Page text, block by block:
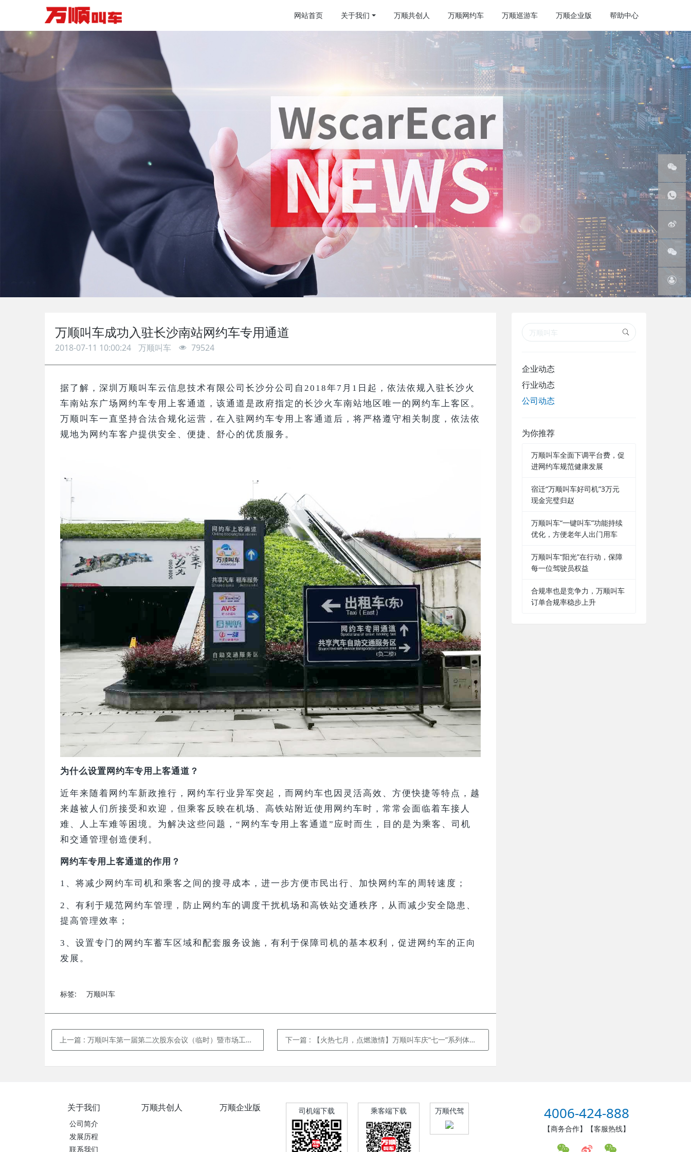
网站首页 关于我们 万顺共创人 万顺网约车 万顺巡游车 万顺企业版 帮助中心
万顺叫车成功入驻长沙南站网约车专用通道
2018-07-11 10:00:24 万顺叫车 79524
据了解，深圳万顺叫车云信息技术有限公司长沙分公司自 2018年7月1日起，依法依规入驻长沙火
车南站东广场网约车专用上客通道，该通道是政府指定的长沙火车南站地区唯一的网约车上客区。
万顺叫车一直坚持合法合规化运营，在入驻网约车专用上客通道后，将严格遵守相关制度，依法依
规地为网约车客户提供安全、便捷、舒心的优质服务。
为什么设置网约车专用上客通道？
近年来随着网约车新政推行，网约车行业异军突起，而网约车也因灵活高效、方便快捷等特点，越
来越被人们所接受和欢迎，但乘客反映在机场、高铁站附近使用网约车时，常常会面临着车接人
难、人上车难等困境。为解决这些问题， “网约车专用上客通道”应时而生，目的是为乘客、司机
和交通管理创造便利。
网约车专用上客通道的作用？
1、 将减少网约车司机和乘客之间的搜寻成本，进一步方便市民出行、加快网约车的周转速度 ；
2、 有利于规范网约车管理，防止网约车的调度干扰机场和高铁站交通秩序，从而减少安全隐患、
提高管理效率 ；
3、 设置专门的网约车蓄车区域和配套服务设施，有利于保障司机的基本权利，促进网约车的正向
发展 。
标签: 万顺叫车
上一篇 : 万顺叫车第一届第二次股东会议（临时）暨市场工作会议圆满结束 下一篇 : 【火热七月，点燃激情】万顺叫车庆“七一”系列体育活动之登山比赛
企业动态
行业动态
公司动态
为你推荐
万顺叫车全面下调平台费，促
进网约车规范健康发展
宿迁“万顺叫车好司机”3万元
现金完璧归赵
万顺叫车“一键叫车”功能持续
优化，方便老年人出门用车
万顺叫车“阳光”在行动，保障
每一位驾驶员权益
合规率也是竞争力，万顺叫车
订单合规率稳步上升
关于我们
公司简介
发展历程
联系我们
万顺共创人 万顺企业版 司机端下载 乘客端下载 万顺代驾 4006-424-888
【商务合作】【客服热线】
微信服
务号
客服热
线
腾讯微
博
微信订